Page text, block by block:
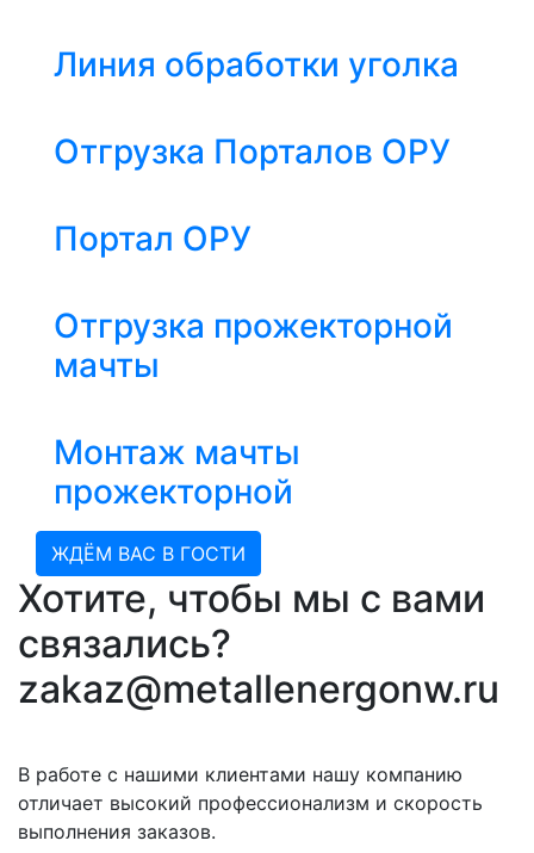
Линия обработки уголка
Отгрузка Порталов ОРУ
Портал ОРУ
Отгрузка прожекторной
мачты
Монтаж мачты
прожекторной
ЖДЁМ ВАС В ГОСТИ
Хотите, чтобы мы с вами
связались?
zakaz@metallenergonw.ru
В работе с нашими клиентами нашу компанию
отличает высокий профессионализм и скорость
выполнения заказов.